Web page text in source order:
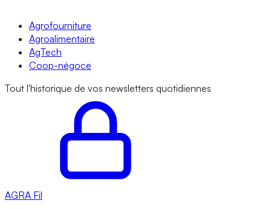
Agrofourniture
Agroalimentaire
AgTech
Coop-négoce
Tout l'historique de vos newsletters quotidiennes
AGRA Fil